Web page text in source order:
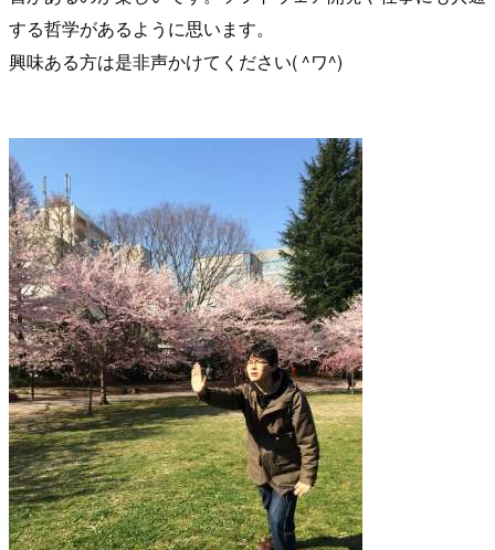
する哲学があるように思います。
興味ある方は是非声かけてください( ^ワ^)